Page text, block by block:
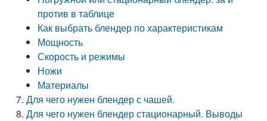
против в таблице
Как выбрать блендер по характеристикам
Мощность
Скорость и режимы
Ножи
Материалы
Для чего нужен блендер с чашей.
Для чего нужен блендер стационарный. Выводы